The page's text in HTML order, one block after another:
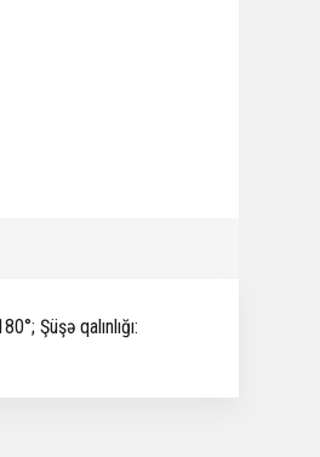
Şüşə qalınlığı: